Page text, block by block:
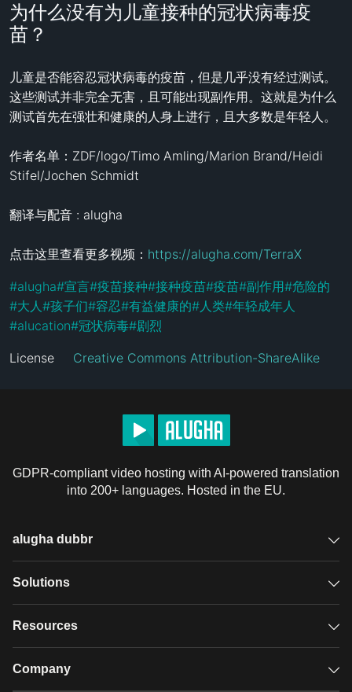
为什么没有为儿童接种的冠状病毒疫
苗？
儿童是否能容忍冠状病毒的疫苗，但是几乎没有经过测试。
这些测试并非完全无害，且可能出现副作用。这就是为什么
测试首先在强壮和健康的人身上进行，且大多数是年轻人。
作者名单：ZDF/logo/Timo Amling/Marion Brand/Heidi
Stifel/Jochen Schmidt
翻译与配音 : alugha
点击这里查看更多视频： https://alugha.com/TerraX
#alugha#宣言#疫苗接种#接种疫苗#疫苗#副作用#危险的
#大人 #孩子们#容忍#有益健康的# 人类#年轻成年人
#alucation#冠状病毒#剧烈
License Creative Commons Attribution-ShareAlike
GDPR-compliant video hosting with AI-powered translation
into 200+ languages. Hosted in the EU.
alugha dubbr
Overview
Solutions
GDPR video hosting
Resources
Case studies
Company